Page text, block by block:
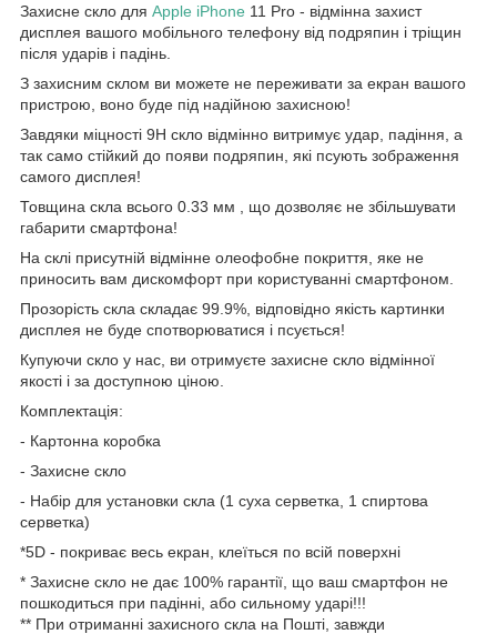
Захисне скло для Apple iPhone 11 Pro - відмінна захист
дисплея вашого мобільного телефону від подряпин і тріщин
після ударів і падінь.
З захисним склом ви можете не переживати за екран вашого
пристрою, воно буде під надійною захисною!
Завдяки міцності 9Н скло відмінно витримує удар, падіння, а
так само стійкий до появи подряпин, які псують зображення
самого дисплея!
Товщина скла всього 0.33 мм , що дозволяє не збільшувати
габарити смартфона!
На склі присутній відмінне олеофобне покриття, яке не
приносить вам дискомфорт при користуванні смартфоном.
Прозорість скла складає 99.9%, відповідно якість картинки
дисплея не буде спотворюватися і псується!
Купуючи скло у нас, ви отримуєте захисне скло відмінної
якості і за доступною ціною.
Комплектація:
- Картонна коробка
- Захисне скло
- Набір для установки скла (1 суха серветка, 1 спиртова
серветка)
*5D - покриває весь екран, клеїться по всій поверхні
* Захисне скло не дає 100% гарантії, що ваш смартфон не
пошкодиться при падінні, або сильному ударі!!!
** При отриманні захисного скла на Пошті, завжди